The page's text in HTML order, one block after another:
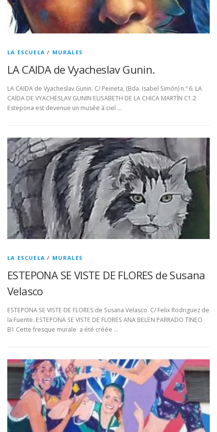
LA ESCUELA / MURALES
LA CAIDA de Vyacheslav Gunin.
LA CAIDA de Vyacheslav Gunin. C/ Peineta, (Bda. Isabel Simón) n.º 6. LA
CAÍDA DE VYACHESLAV GUNIN ELISABETH DE LA CHICA MARTÍN C1.2
Estepona est devenue un musée à ciel …
LA ESCUELA / MURALES
ESTEPONA SE VISTE DE FLORES de Susana
Velasco
ESTEPONA SE VISTE DE FLORES de Susana Velasco. C/ Felix Rodriguez de
la Fuente. ESTEPONA SE VISTE DE FLORES ANA BELEN PARRADO TINEO
B1 Cette fresque murale a été créée …